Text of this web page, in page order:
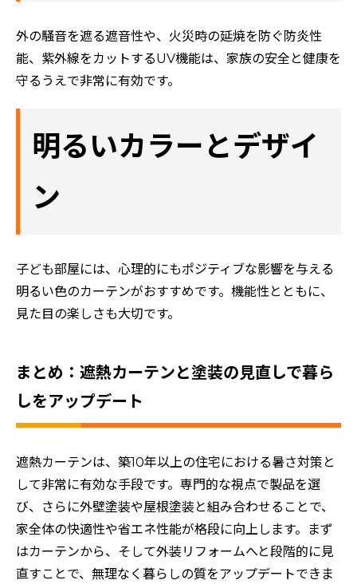
外の騒音を遮る遮音性や、火災時の延焼を防ぐ防炎性
能、紫外線をカットするUV機能は、家族の安全と健康を
守るうえで非常に有効です。
明るいカラーとデザイ
ン
子ども部屋には、心理的にもポジティブな影響を与える
明るい色のカーテンがおすすめです。機能性とともに、
見た目の楽しさも大切です。
まとめ：遮熱カーテンと塗装の見直しで暮ら
しをアップデート
遮熱カーテンは、築10年以上の住宅における暑さ対策と
して非常に有効な手段です。専門的な視点で製品を選
び、さらに外壁塗装や屋根塗装と組み合わせることで、
家全体の快適性や省エネ性能が格段に向上します。まず
はカーテンから、そして外装リフォームへと段階的に見
直すことで、無理なく暮らしの質をアップデートできま